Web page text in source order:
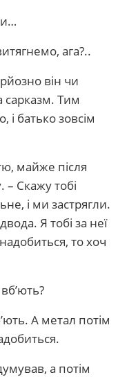
ага?..
він чи
сарказм. Тим
і батько зовсім
майже після
Скажу тобі
і ми застрягли.
Я тобі за неї
то хоч
А метал потім
а потім